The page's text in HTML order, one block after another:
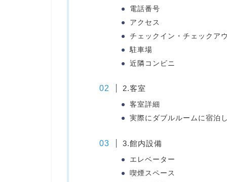
電話番号
アクセス
チェックイン・チェックア
駐車場
近隣コンビニ
2.客室
客室詳細
実際にダブルルームに宿泊
3.館内設備
エレベーター
喫煙スペース